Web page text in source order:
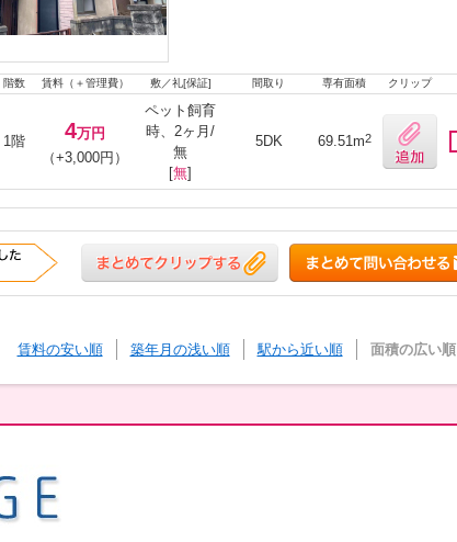
階数 賃料（＋管理費） 敷／礼[保証] 間取り 専有面積 クリップ
1階 4万円
（+3,000円）
ペット飼育
時、2ヶ月/
無
[無]
5DK 69.51m2
賃料の安い順 築年月の浅い順 駅から近い順 面積の広い順